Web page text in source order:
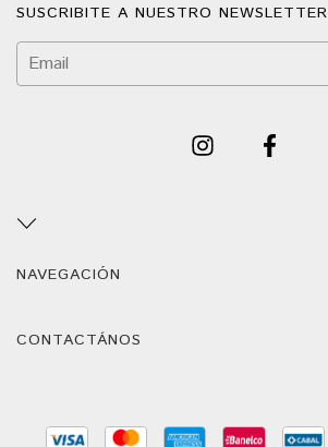
SUSCRIBITE A NUESTRO NEWSLETTER
NAVEGACIÓN
CONTACTÁNOS